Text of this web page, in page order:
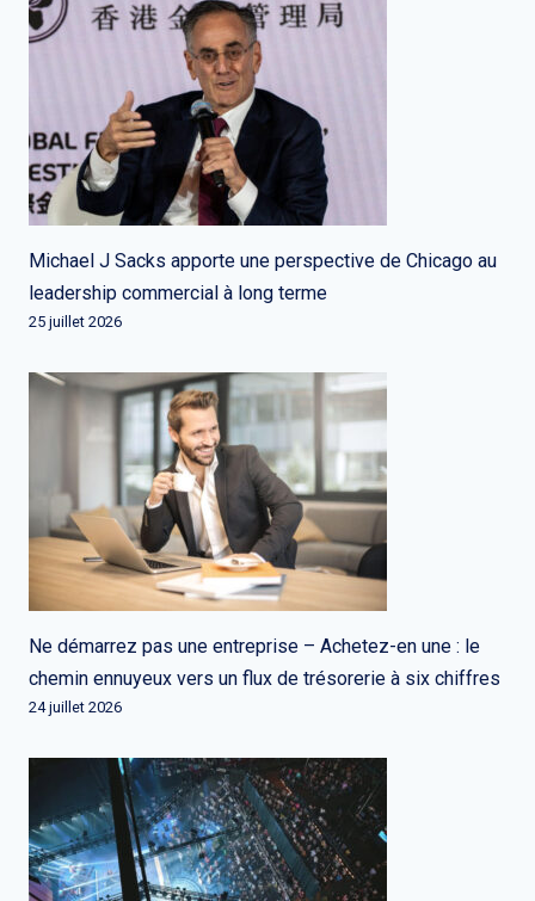
Michael J Sacks apporte une perspective de Chicago au
leadership commercial à long terme
25 juillet 2026
Ne démarrez pas une entreprise – Achetez-en une : le
chemin ennuyeux vers un flux de trésorerie à six chiffres
24 juillet 2026